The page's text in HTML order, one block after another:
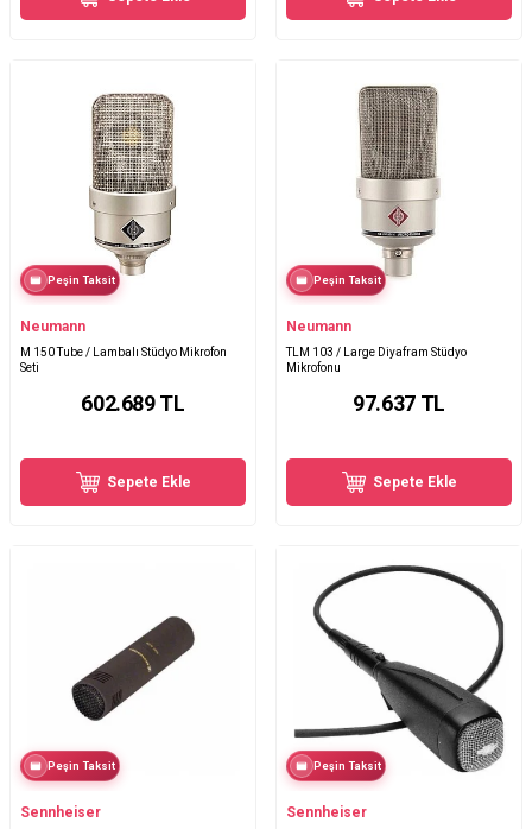
Peşin Taksit
Neumann
M 150 Tube / Lambalı Stüdyo Mikrofon
Seti
602.689TL
Sepete Ekle
Peşin Taksit
Neumann
TLM 103 / Large Diyafram Stüdyo
Mikrofonu
97.637TL
Sepete Ekle
Peşin Taksit
Sennheiser
Peşin Taksit
Sennheiser